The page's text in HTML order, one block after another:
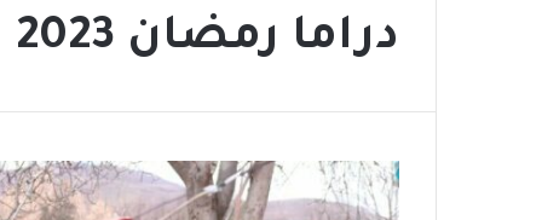
دراما رمضان 2023